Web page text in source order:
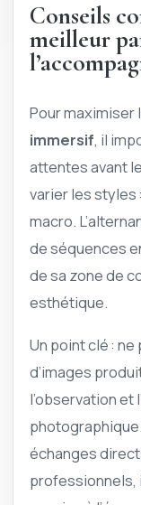
Conseils
meilleur
Pour maximiser
immersif, il
attentes avant
varier les styles
macro.
de séquences
de sa zone de
esthétique.
Un point clé :
d’images
l’observation et
échanges
professionnels,